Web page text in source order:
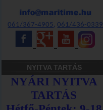
061/367-4905,061/436-0339
NYITVA TARTÁS